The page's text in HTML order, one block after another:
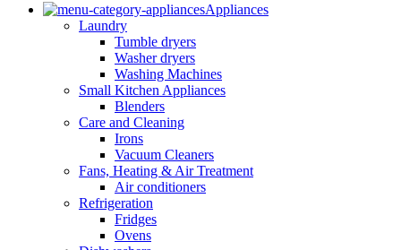
Appliances
Laundry
Tumble dryers
Washer dryers
Washing Machines
Small Kitchen Appliances
Blenders
Care and Cleaning
Irons
Vacuum Cleaners
Fans, Heating & Air Treatment
Air conditioners
Refrigeration
Fridges
Ovens